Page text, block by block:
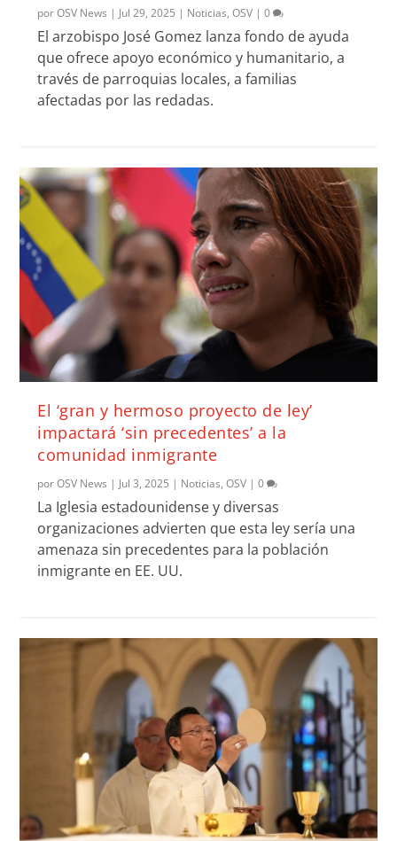
porOSV News | Jul 29, 2025 | Noticias,OSV |0
El arzobispo José Gomez lanza fondo de ayuda
que ofrece apoyo económico y humanitario, a
través de parroquias locales, a familias
afectadas por las redadas.
El ‘gran y hermoso proyecto de ley’
impactará ‘sin precedentes’ a la
comunidad inmigrante
porOSV News | Jul 3, 2025 | Noticias,OSV |0
La Iglesia estadounidense y diversas
organizaciones advierten que esta ley sería una
amenaza sin precedentes para la población
inmigrante en EE. UU.